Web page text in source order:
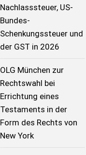
Nachlasssteuer, US-
Bundes-
Schenkungssteuer und
der GST in 2026
OLG München zur
Rechtswahl bei
Errichtung eines
Testaments in der
Form des Rechts von
New York